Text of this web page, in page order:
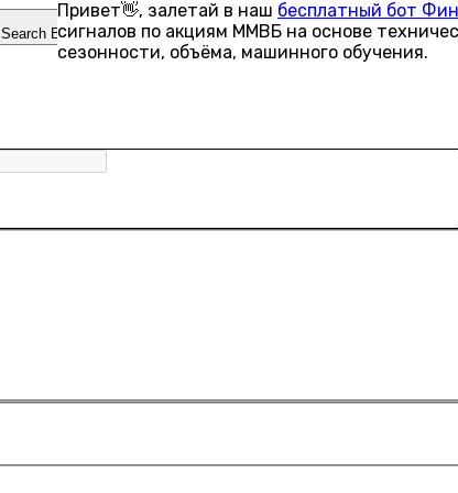
Привет👋, залетай в наш бесплатный бот
сигналов по акциям ММВБ на основе
сезонности, объёма, машинного обучения.
Search Button